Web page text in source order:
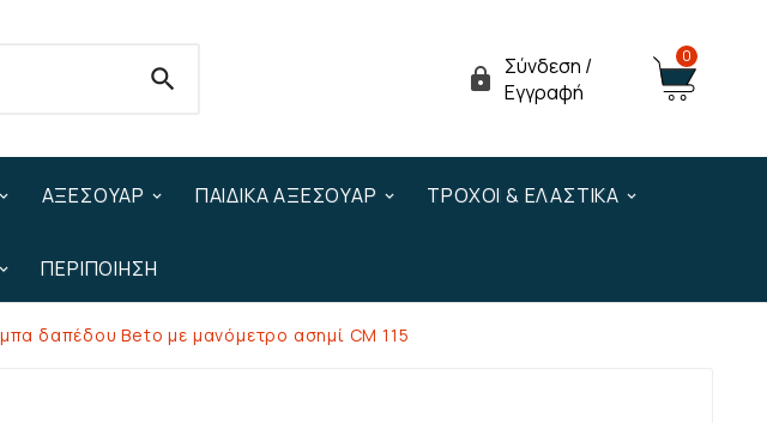
  Σύνδεση /
Εγγραφή
0
ΑΞΕΣΟΥΆΡ ΠΑΙΔΙΚΆ ΑΞΕΣΟΥΆΡ ΤΡΟΧΟΊ & ΕΛΑΣΤΙΚΆ
ΠΕΡΙΠΟΊΗΣΗ
δαπέδου Beto με μανόμετρο ασημί CM 115